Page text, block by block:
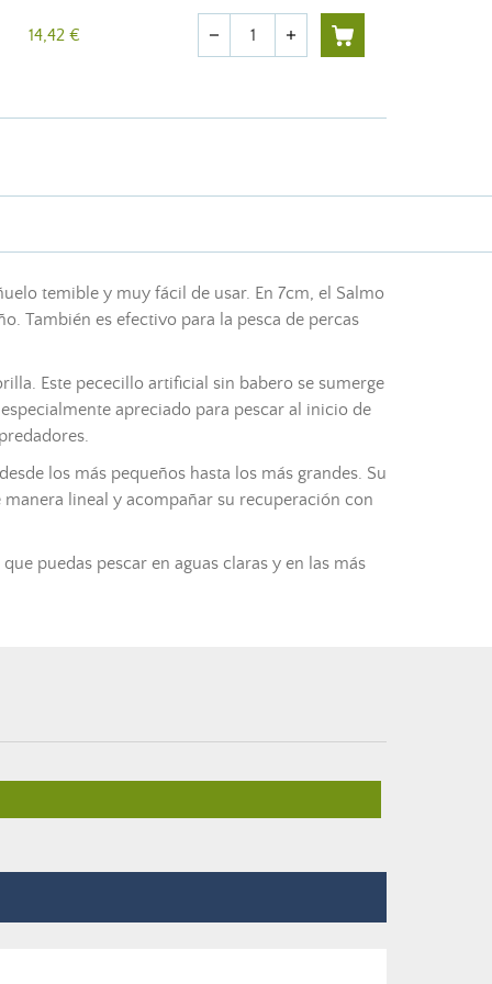
14,42 € Cantidad
remove add
temible y muy fácil de usar. En 7cm, el Salmo
También es efectivo para la pesca de percas
Este pececillo artificial sin babero se sumerge
apreciado para pescar al inicio de
los más pequeños hasta los más grandes. Su
lineal y acompañar su recuperación con
puedas pescar en aguas claras y en las más